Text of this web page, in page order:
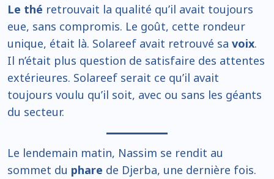
Le thé retrouvait la qualité qu’il avait toujours
eue, sans compromis. Le goût, cette rondeur
unique, était là. Solareef avait retrouvé sa voix.
Il n’était plus question de satisfaire des attentes
extérieures. Solareef serait ce qu’il avait
toujours voulu qu’il soit, avec ou sans les géants
du secteur.
Le lendemain matin, Nassim se rendit au
sommet du phare de Djerba, une dernière fois.